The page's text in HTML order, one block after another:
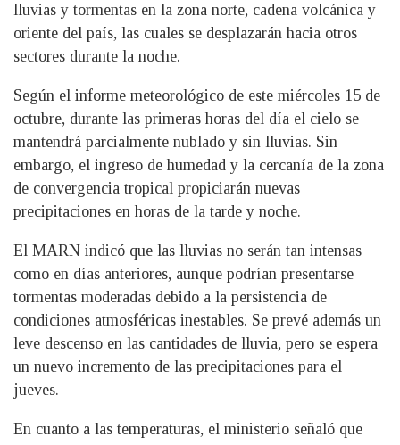
lluvias y tormentas en la zona norte, cadena volcánica y
oriente del país, las cuales se desplazarán hacia otros
sectores durante la noche.
Según el informe meteorológico de este miércoles 15 de
octubre, durante las primeras horas del día el cielo se
mantendrá parcialmente nublado y sin lluvias. Sin
embargo, el ingreso de humedad y la cercanía de la zona
de convergencia tropical propiciarán nuevas
precipitaciones en horas de la tarde y noche.
El MARN indicó que las lluvias no serán tan intensas
como en días anteriores, aunque podrían presentarse
tormentas moderadas debido a la persistencia de
condiciones atmosféricas inestables. Se prevé además un
leve descenso en las cantidades de lluvia, pero se espera
un nuevo incremento de las precipitaciones para el
jueves.
En cuanto a las temperaturas, el ministerio señaló que